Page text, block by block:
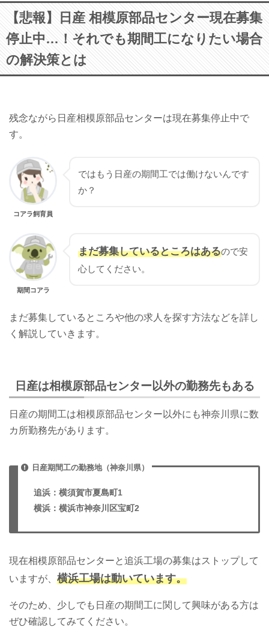
【悲報】日産 相模原部品センター現在募集
停止中…！それでも期間工になりたい場合
の解決策とは
残念ながら日産相模原部品センターは現在募集停止中で
す。
コアラ飼育員
ではもう日産の期間工では働けないんです
か？
期間コアラ
まだ募集しているところはあるので安
心してください。
まだ募集しているところや他の求人を探す方法などを詳し
く解説していきます。
日産は相模原部品センター以外の勤務先もある
日産の期間工は相模原部品センター以外にも神奈川県に数
カ所勤務先があります。
日産期間工の勤務地（神奈川県）
追浜： 横須賀市夏島町1
横浜： 横浜市神奈川区宝町2
現在相模原部品センターと追浜工場の募集はストップして
いますが、 横浜工場は動いています。
そのため、少しでも日産の期間工に関して興味がある方は
ぜひ確認してみてください。